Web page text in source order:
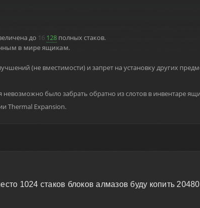
до 16 128полных стаков.
в мире ящикам.
(не вместимости) и запрет на установку других
было забрать обратно из слотов в инвентаре
Thermal Expansion.
1024 стаков блоков алмазов буду копить